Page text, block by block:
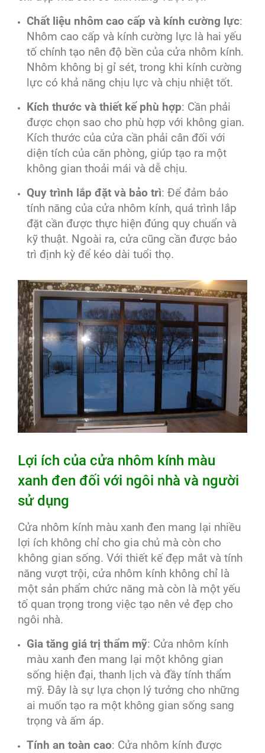
Chất liệu nhôm cao cấp và kính cường lực:
Nhôm cao cấp và kính cường lực là hai yếu
tố chính tạo nên độ bền của cửa nhôm kính.
Nhôm không bị gỉ sét, trong khi kính cường
lực có khả năng chịu lực và chịu nhiệt tốt.
Kích thước và thiết kế phù hợp: Cần phải
được chọn sao cho phù hợp với không gian.
Kích thước của cửa cần phải cân đối với
diện tích của căn phòng, giúp tạo ra một
không gian thoải mái và dễ chịu.
Quy trình lắp đặt và bảo trì: Để đảm bảo
tính năng của cửa nhôm kính, quá trình lắp
đặt cần được thực hiện đúng quy chuẩn và
kỹ thuật. Ngoài ra, cửa cũng cần được bảo
trì định kỳ để kéo dài tuổi thọ.
Lợi ích của cửa nhôm kính màu
xanh đen đối với ngôi nhà và người
sử dụng
Cửa nhôm kính màu xanh đen mang lại nhiều
lợi ích không chỉ cho gia chủ mà còn cho
không gian sống. Với thiết kế đẹp mắt và tính
năng vượt trội, cửa nhôm kính không chỉ là
một sản phẩm chức năng mà còn là một yếu
tố quan trọng trong việc tạo nên vẻ đẹp cho
ngôi nhà.
Gia tăng giá trị thẩm mỹ: Cửa nhôm kính
màu xanh đen mang lại một không gian
sống hiện đại, thanh lịch và đầy tính thẩm
mỹ. Đây là sự lựa chọn lý tưởng cho những
ai muốn tạo ra một không gian sống sang
trọng và ấm áp.
Tính an toàn cao: Cửa nhôm kính được